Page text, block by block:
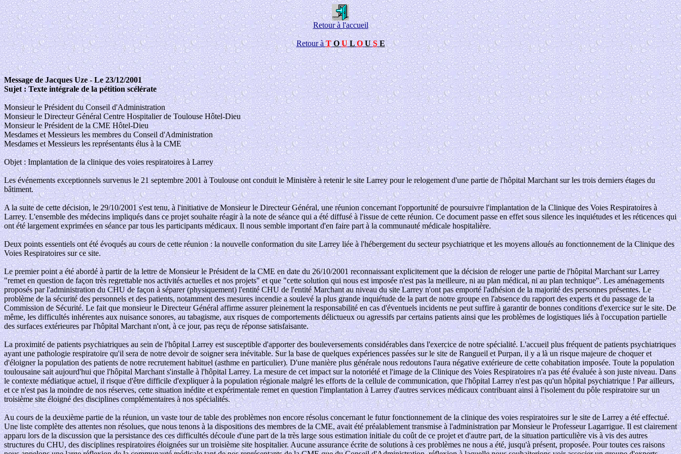
Retour à l'accueil
Retour àT O U L O U S E
Message de Jacques Uze - Le 23/12/2001
Sujet : Texte intégrale de la pétition scélérate
Monsieur le Président du Conseil d'Administration
Monsieur le Directeur Général Centre Hospitalier de Toulouse Hôtel-Dieu
Monsieur le Président de la CME Hôtel-Dieu
Mesdames et Messieurs les membres du Conseil d'Administration
Mesdames et Messieurs les représentants élus à la CME
Objet : Implantation de la clinique des voies respiratoires à Larrey
Les événements exceptionnels survenus le 21 septembre 2001 à Toulouse ont conduit le Ministère à retenir le site Larrey pour le relogement d'une partie de l'hôpital Marchant sur les trois derniers étages du
bâtiment.
A la suite de cette décision, le 29/10/2001 s'est tenu, à l'initiative de Monsieur le Directeur Général, une réunion concernant l'opportunité de poursuivre l'implantation de la Clinique des Voies Respiratoires à
Larrey. L'ensemble des médecins impliqués dans ce projet souhaite réagir à la note de séance qui a été diffusé à l'issue de cette réunion. Ce document passe en effet sous silence les inquiétudes et les réticences qui
ont été largement exprimées en séance par tous les participants médicaux. Il nous semble important d'en faire part à la communauté médicale hospitalière.
Deux points essentiels ont été évoqués au cours de cette réunion : la nouvelle conformation du site Larrey liée à l'hébergement du secteur psychiatrique et les moyens alloués au fonctionnement de la Clinique des
Voies Respiratoires sur ce site.
Le premier point a été abordé à partir de la lettre de Monsieur le Président de la CME en date du 26/10/2001 reconnaissant explicitement que la décision de reloger une partie de l'hôpital Marchant sur Larrey
"remet en question de façon très regrettable nos activités actuelles et nos projets" et que "cette solution qui nous est imposée n'est pas la meilleure, ni au plan médical, ni au plan technique". Les aménagements
proposés par l'administration du CHU de façon à séparer (physiquement) l'entité CHU de l'entité Marchant au niveau du site Larrey n'ont pas emporté l'adhésion de la majorité des personnes présentes. Le
problème de la sécurité des personnels et des patients, notamment des mesures incendie a soulevé la plus grande inquiétude de la part de notre groupe en l'absence du rapport des experts et du passage de la
Commission de Sécurité. Le fait que monsieur le Directeur Général affirme assurer pleinement la responsabilité en cas d'éventuels incidents ne peut suffire à garantir de bonnes conditions d'exercice sur le site. De
même, les difficultés inhérentes aux nuisance sonores, au tabagisme, aux risques de comportements délictueux ou agressifs par certains patients ainsi que les problèmes de logistiques liés à l'occupation partielle
des surfaces extérieures par l'hôpital Marchant n'ont, à ce jour, pas reçu de réponse satisfaisante.
La proximité de patients psychiatriques au sein de l'hôpital Larrey est susceptible d'apporter des bouleversements considérables dans l'exercice de notre spécialité. L'accueil plus fréquent de patients psychiatriques
ayant une pathologie respiratoire qu'il sera de notre devoir de soigner sera inévitable. Sur la base de quelques expériences passées sur le site de Rangueil et Purpan, il y a là un risque majeure de choquer et
d'éloigner la population des patients de notre recrutement habituel (asthme en particulier). D'une manière plus générale nous redoutons l'aura négative extérieure de cette cohabitation imposée. Toute la population
toulousaine sait aujourd'hui que l'hôpital Marchant s'installe à l'hôpital Larrey. La mesure de cet impact sur la notoriété et l'image de la Clinique des Voies Respiratoires n'a pas été évaluée à son juste niveau. Dans
le contexte médiatique actuel, il risque d'être difficile d'expliquer à la population régionale malgré les efforts de la cellule de communication, que l'hôpital Larrey n'est pas qu'un hôpital psychiatrique ! Par ailleurs,
et ce n'est pas la moindre de nos réserves, cette situation inédite et expérimentale remet en question l'implantation à Larrey d'autres services médicaux contribuant ainsi à l'isolement du pôle respiratoire sur un
troisième site éloigné des disciplines complémentaires à nos spécialités.
Au cours de la deuxième partie de la réunion, un vaste tour de table des problèmes non encore résolus concernant le futur fonctionnement de la clinique des voies respiratoires sur le site de Larrey a été effectué.
Une liste complète des attentes non résolues, que nous tenons à la dispositions des membres de la CME, avait été préalablement transmise à l'administration par Monsieur le Professeur Lagarrigue. Il est clairement
apparu lors de la discussion que la persistance des ces difficultés découle d'une part de la très large sous estimation initiale du coût de ce projet et d'autre part, de la situation particulière vis à vis des autres
structures du CHU, des disciplines respiratoires éloignées sur un troisième site hospitalier. Aucune assurance écrite de solutions à ces problèmes ne nous a été, jusqu'à présent, proposée. Pour toutes ces raisons